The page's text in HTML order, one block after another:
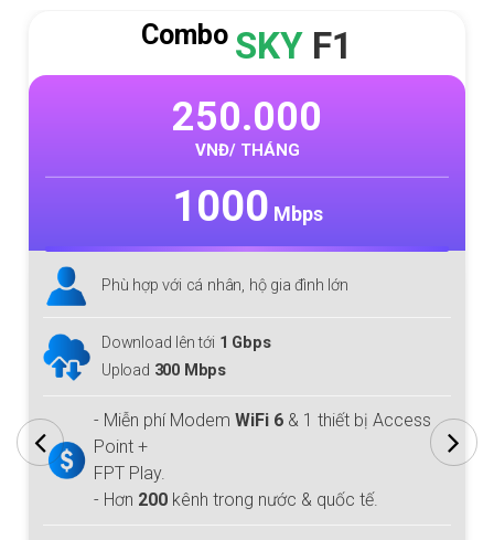
Combo SKY F1
250.000
VNĐ/ THÁNG
1000 Mbps
Phù hợp với cá nhân, hộ gia đình lớn
Download lên tới 1 Gbps
Upload 300 Mbps
- Miễn phí Modem WiFi 6 & 1 thiết bị Access
Point +
FPT Play.
- Hơn 200 kênh trong nước & quốc tế.